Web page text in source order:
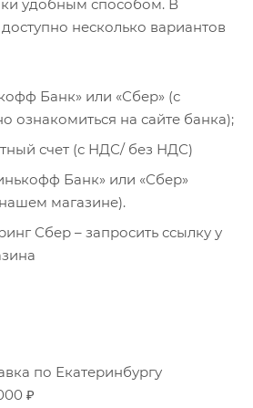
удобным способом. В
несколько вариантов
Банк» или «Сбер» (с
ознакомиться на сайте банка);
счет (с НДС/ без НДС)
Банк» или «Сбер»
магазине).
Сбер – запросить ссылку у
по Екатеринбургу
₽